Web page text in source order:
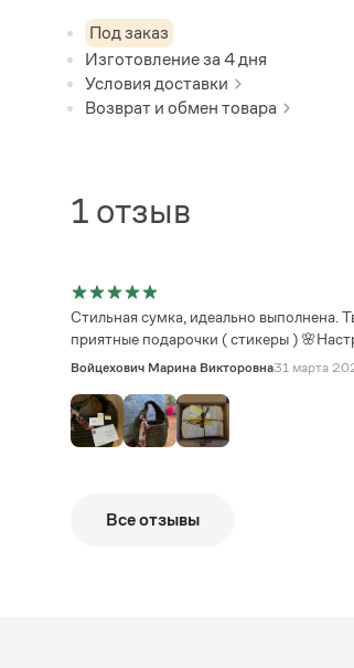
Под заказ
Изготовление за 4дня
Условия доставки
Возврат и обмен товара
1 отзыв
Стильная сумка, идеально выполнена.
приятные подарочки ( стикеры )
Войцехович Марина Викторовна31 марта
Все отзывы